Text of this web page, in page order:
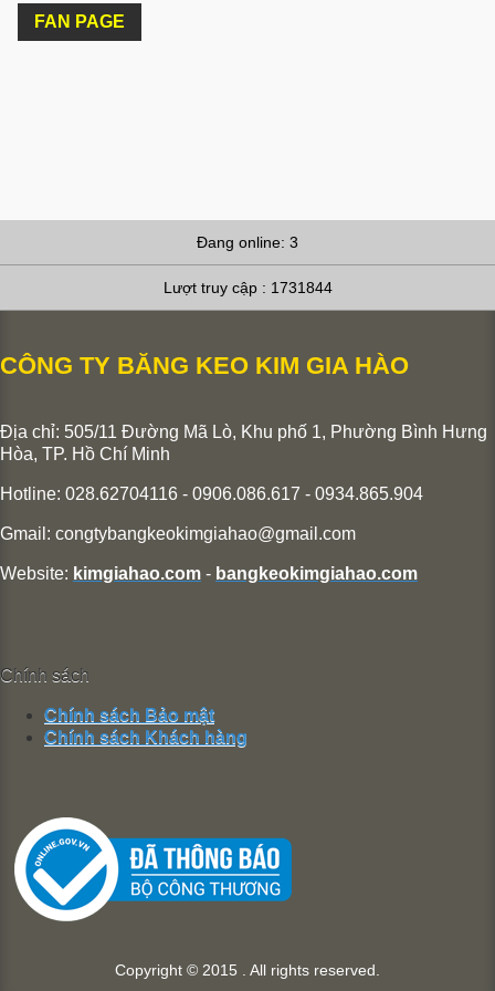
FAN PAGE
Đang online: 3
Lượt truy cập : 1731844
CÔNG TY BĂNG KEO KIM GIA HÀO
Địa chỉ: 505/11 Đường Mã Lò, Khu phố 1, Phường Bình Hưng
Hòa, TP. Hồ Chí Minh
Hotline: 028.62704116 - 0906.086.617 - 0934.865.904
Gmail: congtybangkeokimgiahao@gmail.com
Website: kimgiahao.com - bangkeokimgiahao.com
Chính sách
Chính sách Bảo mật
Chính sách Khách hàng
Copyright © 2015 . All rights reserved.